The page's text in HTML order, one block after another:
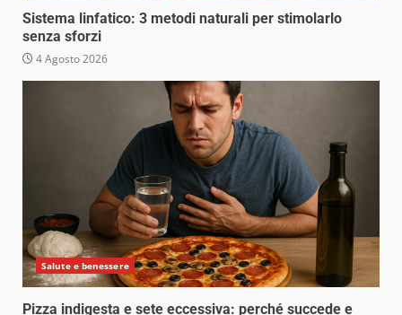
Sistema linfatico: 3 metodi naturali per stimolarlo
senza sforzi
4 Agosto 2026
Salute e benessere
Pizza indigesta e sete eccessiva: perché succede e